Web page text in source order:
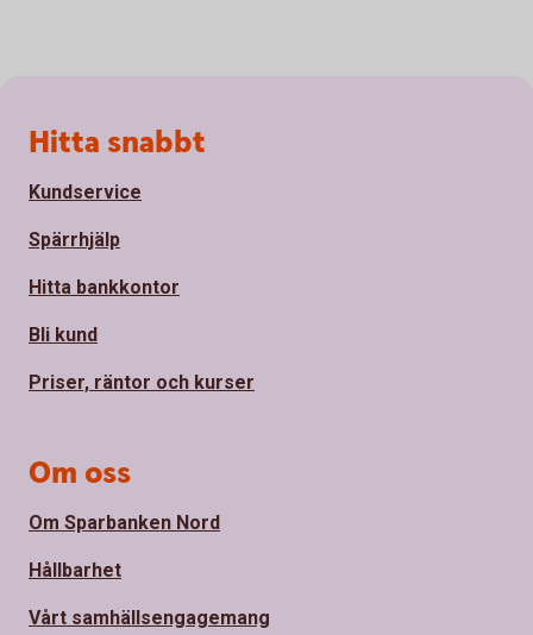
Sidfot
Hitta snabbt
Kundservice
Spärrhjälp
Hitta bankkontor
Bli kund
Priser, räntor och kurser
Om oss
Om Sparbanken Nord
Hållbarhet
Vårt samhällsengagemang